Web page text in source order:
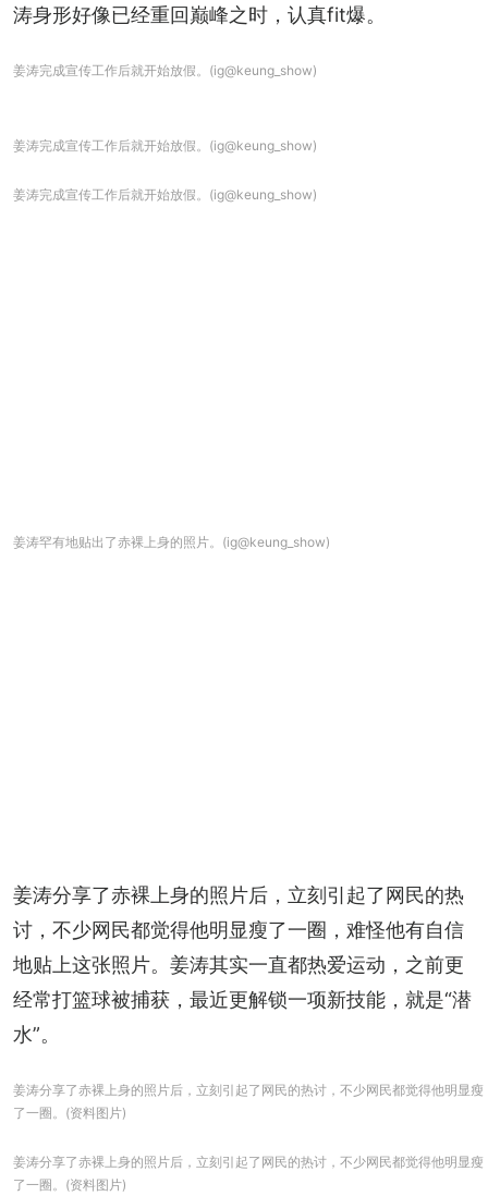
涛身形好像已经重回巅峰之时，认真fit爆。
姜涛完成宣传工作后就开始放假。(ig@keung_show)
姜涛完成宣传工作后就开始放假。(ig@keung_show)
姜涛完成宣传工作后就开始放假。(ig@keung_show)
姜涛罕有地贴出了赤裸上身的照片。(ig@keung_show)
姜涛分享了赤裸上身的照片后，立刻引起了网民的热
讨，不少网民都觉得他明显瘦了一圈，难怪他有自信
地贴上这张照片。姜涛其实一直都热爱运动，之前更
经常打篮球被捕获，最近更解锁一项新技能，就是“潜
水”。
姜涛分享了赤裸上身的照片后，立刻引起了网民的热讨，不少网民都觉得他明显瘦
了一圈。(资料图片)
姜涛分享了赤裸上身的照片后，立刻引起了网民的热讨，不少网民都觉得他明显瘦
了一圈。(资料图片)